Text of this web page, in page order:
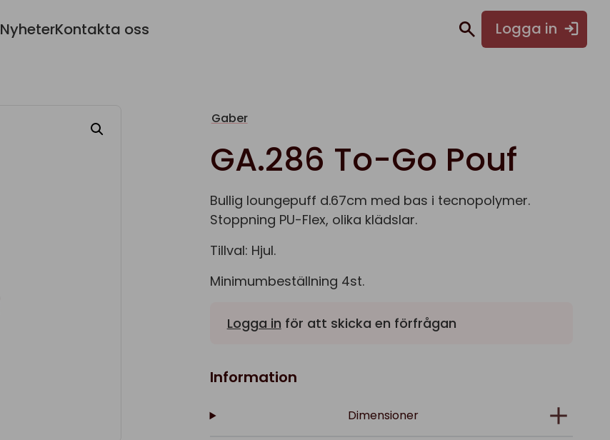
NyheterKontakta oss Logga in
Gaber
GA.286 To-Go Pouf
Bullig loungepuff d.67cm med bas i tecnopolymer.
Stoppning PU-Flex, olika klädslar.
Tillval: Hjul.
Minimumbeställning 4st.
Logga in för att skicka en förfrågan
Information
Dimensioner